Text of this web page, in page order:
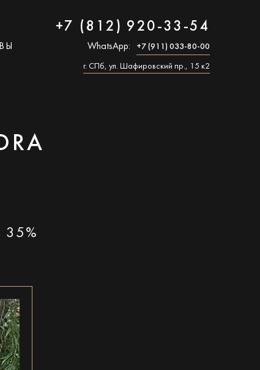
+7 (812) 920-33-54
WhatsApp: +7 (911) 033-80-00
г. СПб, ул. Шафировский пр., 15 к2
35%